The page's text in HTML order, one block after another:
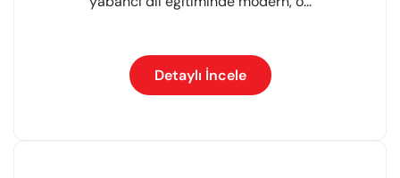
Detaylı İncele